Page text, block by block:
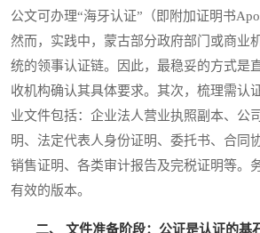
公文可办理“海牙认证”（即附加证明书
然而，实践中，蒙古部分政府部门或商业
统的领事认证链。因此，最稳妥的方式是
收机构确认其具体要求。其次，梳理需认
业文件包括：企业法人营业执照副本、公
明、法定代表人身份证明、委托书、合同
销售证明、各类审计报告及完税证明等。
有效的版本。
二、 文件准备阶段：公证是认证的基